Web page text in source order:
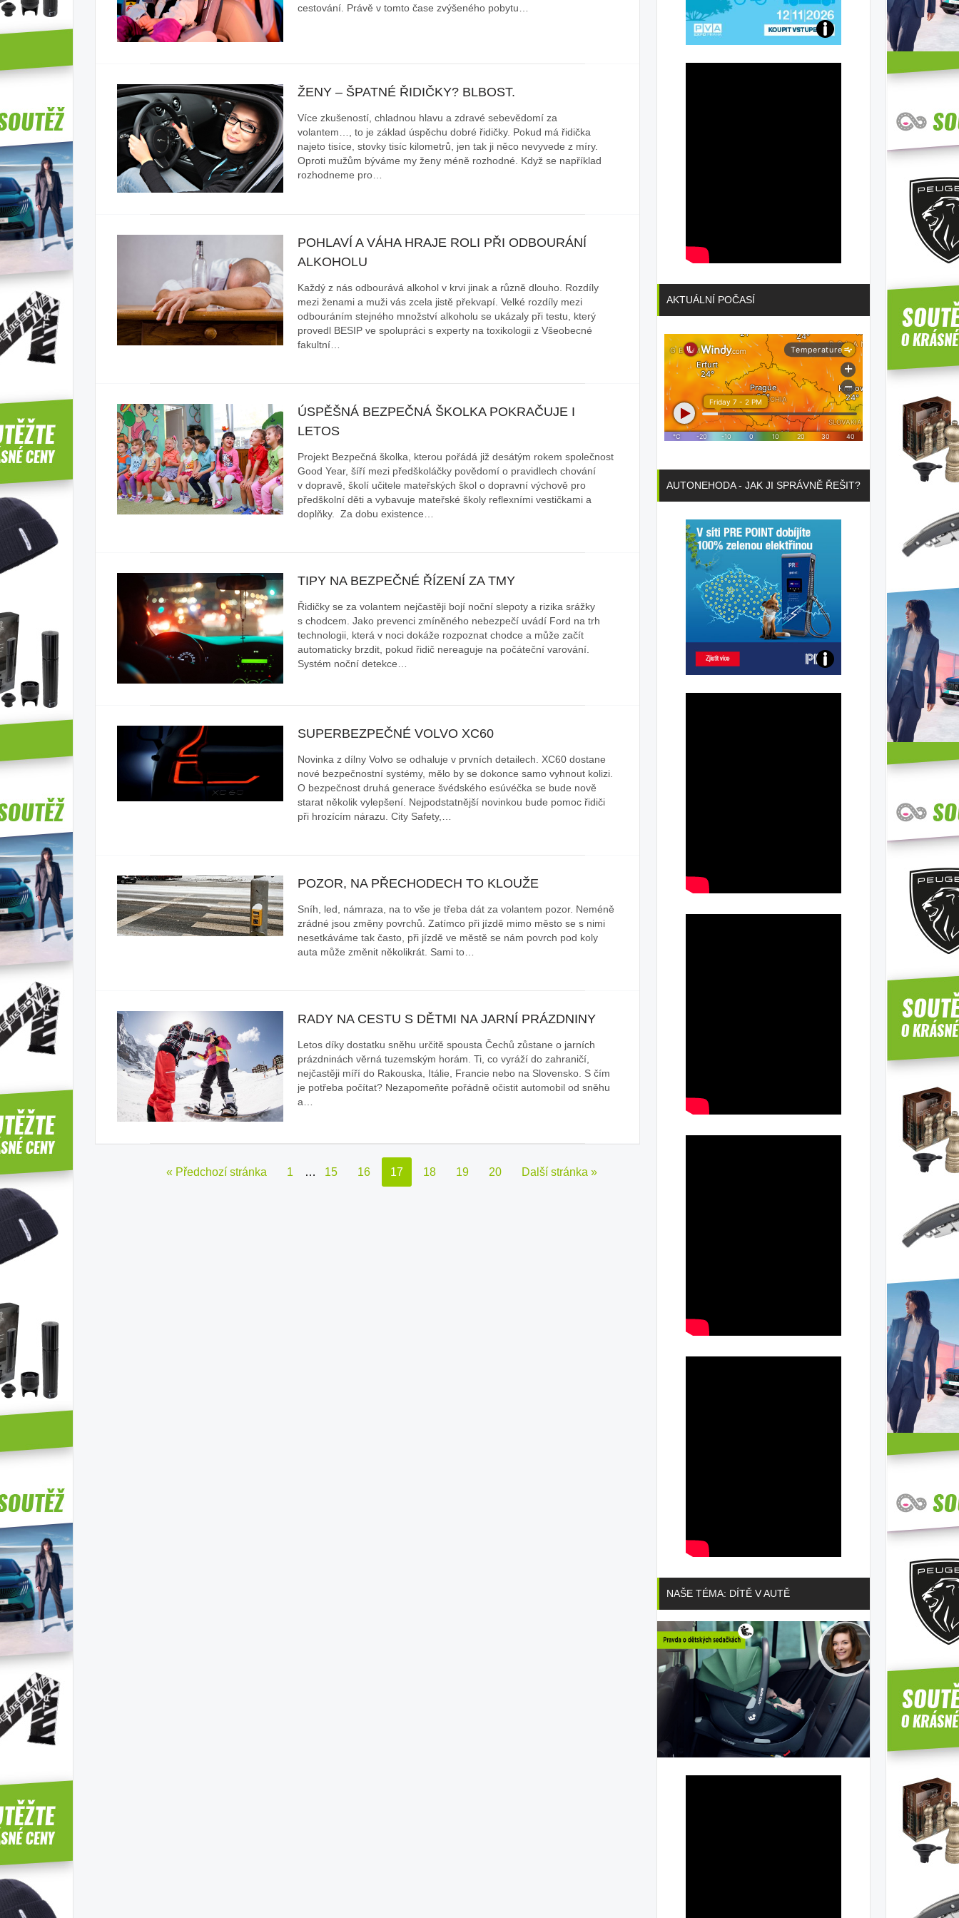
cestování. Právě v tomto čase zvýšeného pobytu…
ŽENY – ŠPATNÉ ŘIDIČKY? BLBOST.
Více zkušeností, chladnou hlavu a zdravé sebevědomí za
volantem…, to je základ úspěchu dobré řidičky. Pokud má řidička
najeto tisíce, stovky tisíc kilometrů, jen tak ji něco nevyvede z míry.
Oproti mužům býváme my ženy méně rozhodné. Když se například
rozhodneme pro…
POHLAVÍ A VÁHA HRAJE ROLI PŘI ODBOURÁNÍ
ALKOHOLU
Každý z nás odbourává alkohol v krvi jinak a různě dlouho. Rozdíly
mezi ženami a muži vás zcela jistě překvapí. Velké rozdíly mezi
odbouráním stejného množství alkoholu se ukázaly při testu, který
provedl BESIP ve spolupráci s experty na toxikologii z Všeobecné
fakultní…
ÚSPĚŠNÁ BEZPEČNÁ ŠKOLKA POKRAČUJE I
LETOS
Projekt Bezpečná školka, kterou pořádá již desátým rokem společnost
Good Year, šíří mezi předškoláčky povědomí o pravidlech chování
v dopravě, školí učitele mateřských škol o dopravní výchově pro
předškolní děti a vybavuje mateřské školy reflexními vestičkami a
doplňky. Za dobu existence…
TIPY NA BEZPEČNÉ ŘÍZENÍ ZA TMY
Řidičky se za volantem nejčastěji bojí noční slepoty a rizika srážky
s chodcem. Jako prevenci zmíněného nebezpečí uvádí Ford na trh
technologii, která v noci dokáže rozpoznat chodce a může začít
automaticky brzdit, pokud řidič nereaguje na počáteční varování.
Systém noční detekce…
SUPERBEZPEČNÉ VOLVO XC60
Novinka z dílny Volvo se odhaluje v prvních detailech. XC60 dostane
nové bezpečnostní systémy, mělo by se dokonce samo vyhnout kolizi.
O bezpečnost druhá generace švédského esúvéčka se bude nově
starat několik vylepšení. Nejpodstatnější novinkou bude pomoc řidiči
při hrozícím nárazu. City Safety,…
POZOR, NA PŘECHODECH TO KLOUŽE
Sníh, led, námraza, na to vše je třeba dát za volantem pozor. Neméně
zrádné jsou změny povrchů. Zatímco při jízdě mimo město se s nimi
nesetkáváme tak často, při jízdě ve městě se nám povrch pod koly
auta může změnit několikrát. Sami to…
RADY NA CESTU S DĚTMI NA JARNÍ PRÁZDNINY
Letos díky dostatku sněhu určitě spousta Čechů zůstane o jarních
prázdninách věrná tuzemským horám. Ti, co vyráží do zahraničí,
nejčastěji míří do Rakouska, Itálie, Francie nebo na Slovensko. S čím
je potřeba počítat? Nezapomeňte pořádně očistit automobil od sněhu
a…
« Předchozí stránka 1 … 15 16 17 18 19 20 Další stránka »
Přijďte
AKTUÁLNÍ POČASÍ
AUTONEHODA - JAK JI SPRÁVNĚ ŘEŠIT?
Poznejte
NAŠE TÉMA: DÍTĚ V AUTĚ